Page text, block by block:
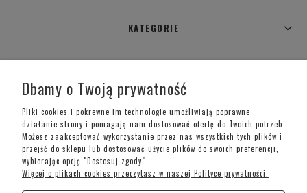
KATEGORIE
MOJE KONTO
INFORMACJE O SKLEPIE
Dbamy o Twoją prywatność
Pliki cookies i pokrewne im technologie umożliwiają poprawne
działanie strony i pomagają nam dostosować ofertę do Twoich potrzeb.
Możesz zaakceptować wykorzystanie przez nas wszystkich tych plików i
przejść do sklepu lub dostosować użycie plików do swoich preferencji,
wybierając opcję "Dostosuj zgody".
Więcej o plikach cookies przeczytasz w naszej Polityce prywatności.